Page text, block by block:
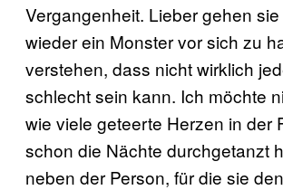
Vergangenheit. Lieber gehen
wieder ein Monster vor sich zu
verstehen, dass nicht wirklich
schlecht sein kann. Ich möchte
wie viele geteerte Herzen in der
schon die Nächte durchgetanzt
neben der Person, für die sie